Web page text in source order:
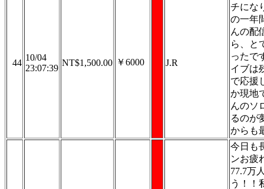
44
10/04
23:07:39
NT$1,500.00 ￥6000 J.R
チにな
の一年
んの配
ら、と
ったで
イブは
で応援
か現地
んのソ
るのが
からも
今日も
ンお疲
77.7万
う！！